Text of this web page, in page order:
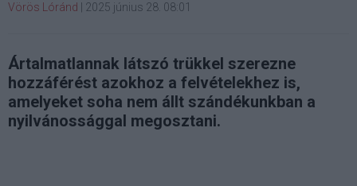
Vörös Lóránd 2025 június 28. 08:01
Ártalmatlannak látszó trükkel szerezne
hozzáférést azokhoz a felvételekhez is,
amelyeket soha nem állt szándékunkban a
nyilvánossággal megosztani.